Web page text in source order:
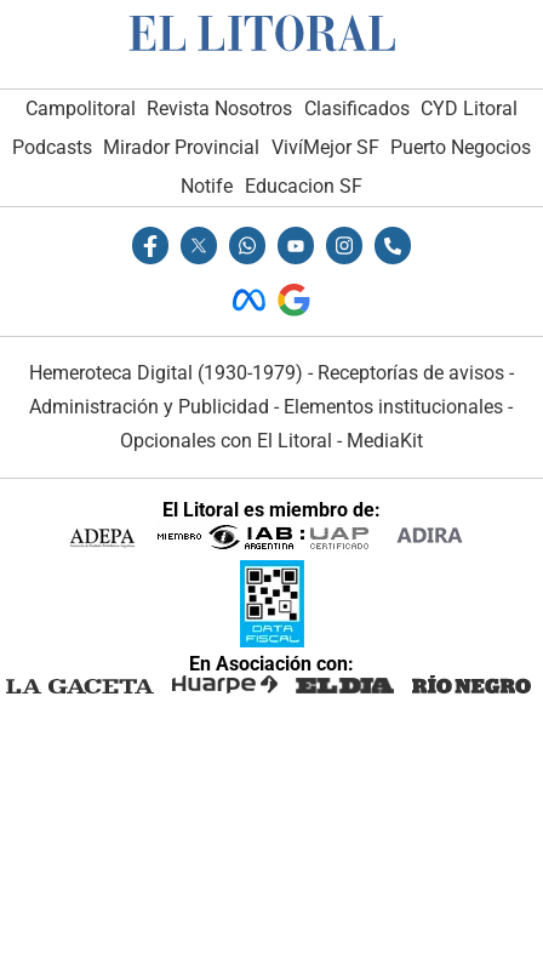
Campolitoral Revista Nosotros Clasificados CYD Litoral
Podcasts Mirador Provincial VivíMejor SF Puerto Negocios
Notife
Educacion SF
Hemeroteca Digital (1930-1979) - Receptorías de avisos -
Administración y Publicidad - Elementos institucionales -
Opcionales con El Litoral - MediaKit
El Litoral es miembro de:
En Asociación con: